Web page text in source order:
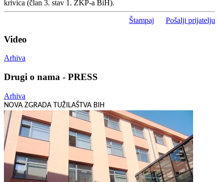
krivica (član 3. stav 1. ZKP-a BiH).
Štampaj Pošalji prijatelju
Video
Arhiva
Drugi o nama - PRESS
Arhiva
NOVA ZGRADA TUŽILAŠTVA BIH